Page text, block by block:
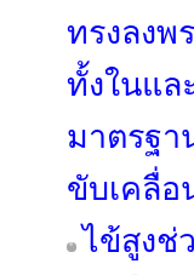
ทรงลงพ
ทั้งในแล
มาตรฐา
ขับเคลื่
ไข้สูงช่